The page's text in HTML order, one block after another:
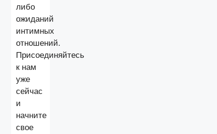
либо
ожиданий
интимных
отношений.
Присоединяйтесь
к нам
уже
сейчас
и
начните
свое